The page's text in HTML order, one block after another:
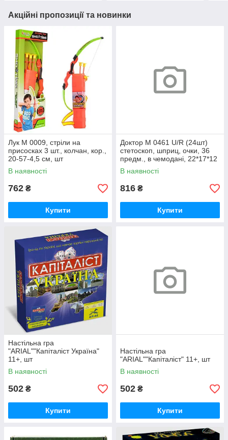
Акційні пропозиції та новинки
Лук M 0009, стріли на
присосках 3 шт., колчан, кор.,
20-57-4,5 см, шт
В наявності
762 ₴
Купити
Доктор M 0461 U/R (24шт)
стетоскоп, шприц, очки, 36
предм., в чемодані, 22*17*12
см, шт
В наявності
816 ₴
Купити
Настільна гра
"ARIAL""Капіталіст Україна"
11+, шт
В наявності
502 ₴
Купити
Настільна гра
"ARIAL""Капіталіст" 11+, шт
В наявності
502 ₴
Купити